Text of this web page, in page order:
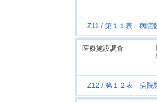
Z11 第１１表 病院
医療施設調査
Z12 第１２表 病院